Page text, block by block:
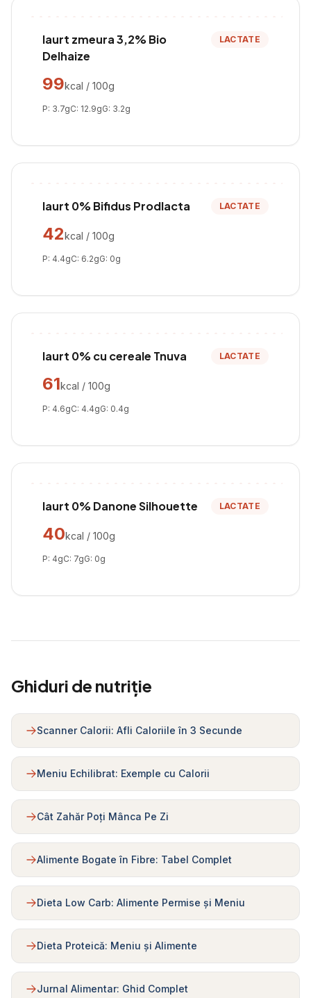
Iaurt zmeura 3,2% Bio
Delhaize
LACTATE
99kcal / 100g
P: 3.7gC: 12.9gG: 3.2g
Iaurt 0% Bifidus Prodlacta LACTATE
42kcal / 100g
P: 4.4gC: 6.2gG: 0g
Iaurt 0% cu cereale Tnuva LACTATE
61kcal / 100g
P: 4.6gC: 4.4gG: 0.4g
Iaurt 0% Danone Silhouette LACTATE
40kcal / 100g
P: 4gC: 7gG: 0g
Ghiduri de nutriție
Scanner Calorii: Afli Caloriile în 3 Secunde
Meniu Echilibrat: Exemple cu Calorii
Cât Zahăr Poți Mânca Pe Zi
Alimente Bogate în Fibre: Tabel Complet
Dieta Low Carb: Alimente Permise și Meniu
Dieta Proteică: Meniu și Alimente
Jurnal Alimentar: Ghid Complet